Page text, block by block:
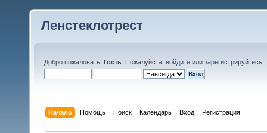
Ленстеклотрест
Добро пожаловать, Гость . Пожалуйста, войдите или зарегистрируйтесь
Начало Помощь Поиск Календарь Вход Регистрация